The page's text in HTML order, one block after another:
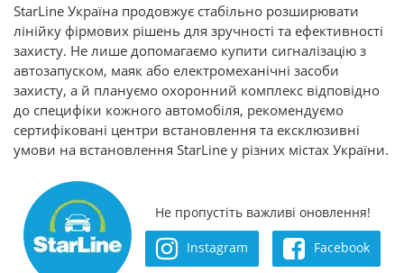
StarLine Україна продовжує стабільно розширювати
лінійку фірмових рішень для зручності та ефективності
захисту. Не лише допомагаємо купити сигналізацію з
автозапуском, маяк або електромеханічні засоби
захисту, а й плануємо охоронний комплекс відповідно
до специфіки кожного автомобіля, рекомендуємо
сертифіковані центри встановлення та ексклюзивні
умови на встановлення StarLine у різних містах України.
Не пропустіть важливі оновлення!
Instagram Facebook